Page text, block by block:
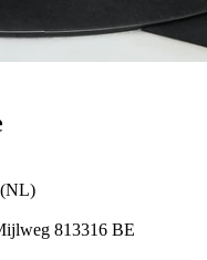
(NL)
813316 BE